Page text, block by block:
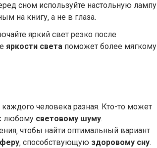
сном используйте настольную лампу
на книгу‚ а не в глаза.
яркий свет резко после
яркости света поможет более мягкому
каждого человека разная. Кто-то может
любому световому шуму.
чтобы найти оптимальный вариант
‚ способствующую здоровому сну.